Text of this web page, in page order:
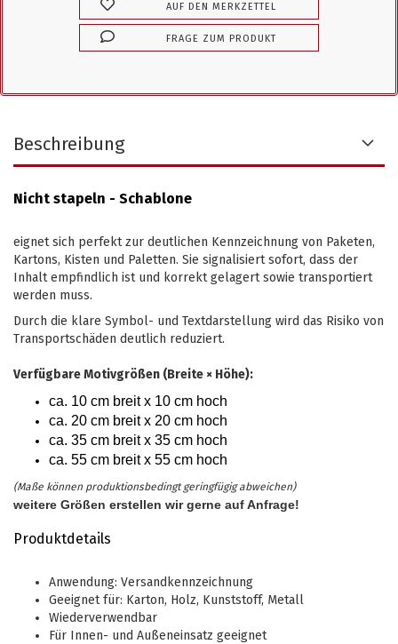
AUF DEN MERKZETTEL
FRAGE ZUM PRODUKT
Beschreibung
Nicht stapeln - Schablone
eignet sich perfekt zur deutlichen Kennzeichnung von Paketen,
Kartons, Kisten und Paletten. Sie signalisiert sofort, dass der
Inhalt empfindlich ist und korrekt gelagert sowie transportiert
werden muss.
Durch die klare Symbol- und Textdarstellung wird das Risiko von
Transportschäden deutlich reduziert.
Verfügbare Motivgrößen (Breite × Höhe):
ca. 10 cm breit x 10 cm hoch
ca. 20 cm breit x 20 cm hoch
ca. 35 cm breit x 35 cm hoch
ca. 55 cm breit x 55 cm hoch
(Maße können produktionsbedingt geringfügig abweichen)
weitere Größen erstellen wir gerne auf Anfrage!
Produktdetails
Anwendung: Versandkennzeichnung
Geeignet für: Karton, Holz, Kunststoff, Metall
Wiederverwendbar
Für Innen- und Außeneinsatz geeignet